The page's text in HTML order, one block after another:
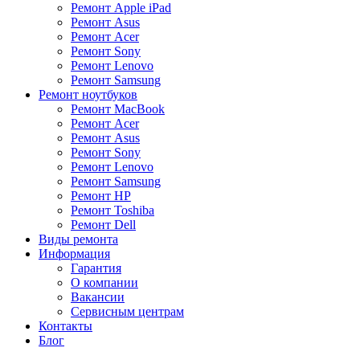
Ремонт Apple iPad
Ремонт Asus
Ремонт Acer
Ремонт Sony
Ремонт Lenovo
Ремонт Samsung
Ремонт ноутбуков
Ремонт MacBook
Ремонт Acer
Ремонт Asus
Ремонт Sony
Ремонт Lenovo
Ремонт Samsung
Ремонт HP
Ремонт Toshiba
Ремонт Dell
Виды ремонта
Информация
Гарантия
О компании
Вакансии
Сервисным центрам
Контакты
Блог